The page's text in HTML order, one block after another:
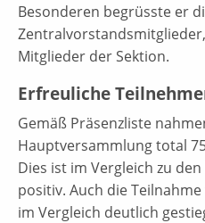
Besonderen begrüsste er
Mitglieder der Sektion.
Erfreuliche
Gemäß Präsenzliste
Hauptversammlung total
Dies ist im Vergleich zu
positiv. Auch die
im Vergleich deutlich